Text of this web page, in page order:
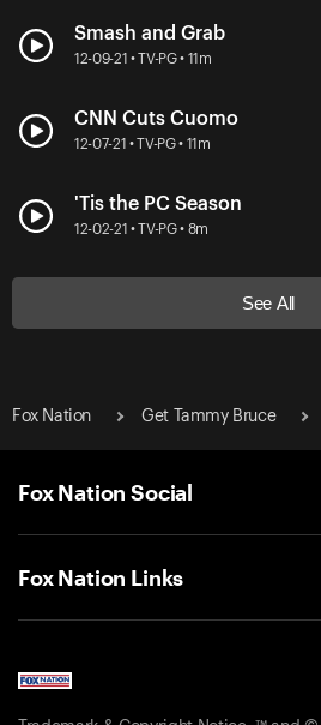
Smash and Grab
12-09-21 • TV-PG • 11m
CNN Cuts Cuomo
12-07-21 • TV-PG • 11m
'Tis the PC Season
12-02-21 • TV-PG • 8m
See All
Fox Nation Get Tammy Bruce
Fox Nation Social
Fox Nation Links